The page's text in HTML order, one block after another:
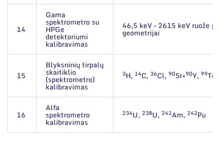
14
Gama
spektrometro su
HPGe
detektoriumi
kalibravimas
46,5 keV – 2615 keV ruože
geometrijai
15
Blyksninių tirpalų
skaitiklio
(spektrometro)
kalibravimas
3H, 14C, 36Cl, 90Sr+90Y, 99Tc
16
Alfa
spektrometro
kalibravimas
234U, 238U, 241Am, 242Pu